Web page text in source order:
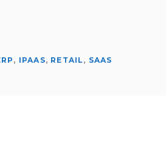
, IPAAS, RETAIL , SAAS